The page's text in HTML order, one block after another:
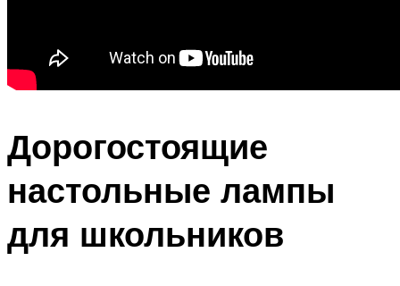
Дорогостоящие
настольные лампы
для школьников